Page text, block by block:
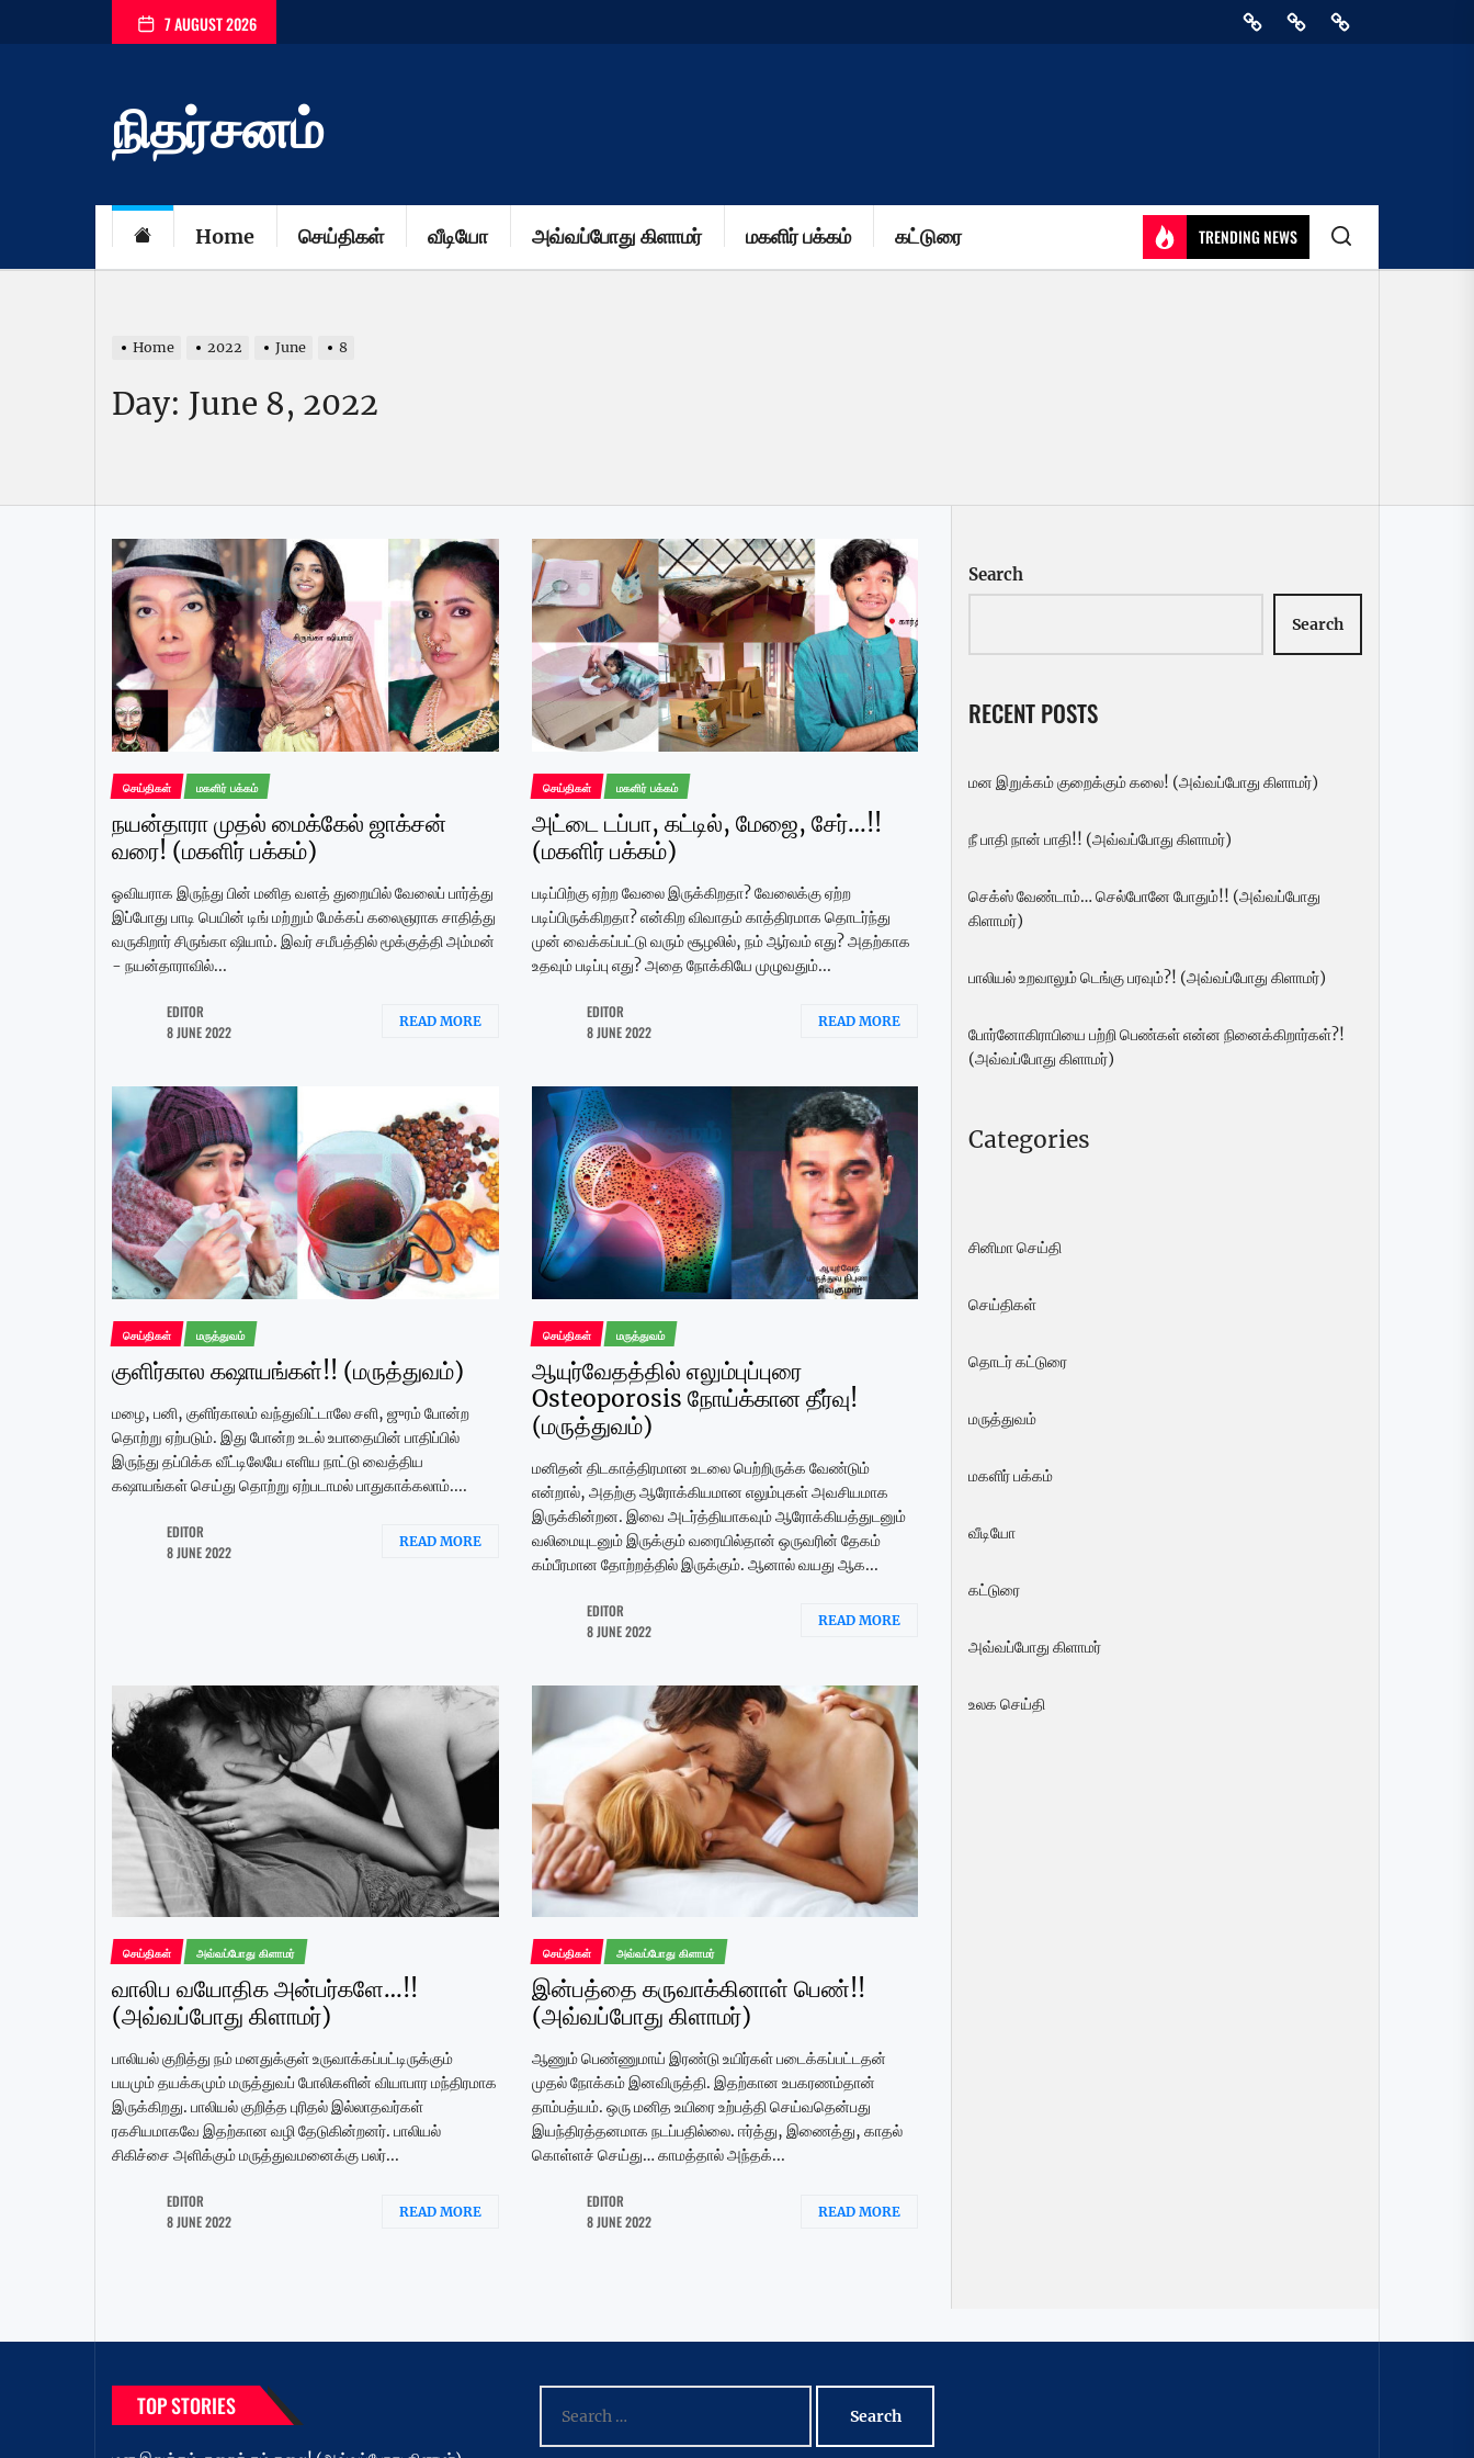
7 AUGUST 2026 HomePrivacyAthirady
நிதர்சனம்
Home செய்திகள் வீடியோ அவ்வப்போது கிளாமர் மகளிர் பக்கம் கட்டுரை TRENDING NEWS
Home 2022 June 8
Day: June 8, 2022
செய்திகள் மகளிர் பக்கம்
நயன்தாரா முதல் மைக்கேல் ஜாக்சன்
வரை! (மகளிர் பக்கம்)
ஓவியராக இருந்து பின் மனித வளத் துறையில் வேலைப் பார்த்து
இப்போது பாடி பெயின் டிங் மற்றும் மேக்கப் கலைஞராக சாதித்து
வருகிறார் சிருங்கா ஷியாம். இவர் சமீபத்தில் மூக்குத்தி அம்மன்
- நயன்தாராவில்...
EDITOR
8 JUNE 2022
READ MORE
செய்திகள் மகளிர் பக்கம்
அட்டை டப்பா, கட்டில், மேஜை, சேர்…!!
(மகளிர் பக்கம்)
படிப்பிற்கு ஏற்ற வேலை இருக்கிறதா? வேலைக்கு ஏற்ற
படிப்பிருக்கிறதா? என்கிற விவாதம் காத்திரமாக தொடர்ந்து
முன் வைக்கப்பட்டு வரும் சூழலில், நம் ஆர்வம் எது? அதற்காக
உதவும் படிப்பு எது? அதை நோக்கியே முழுவதும்...
EDITOR
8 JUNE 2022
READ MORE
செய்திகள் மருத்துவம்
குளிர்கால கஷாயங்கள்!! (மருத்துவம்)
மழை, பனி, குளிர்காலம் வந்துவிட்டாலே சளி, ஜுரம் போன்ற
தொற்று ஏற்படும். இது போன்ற உடல் உபாதையின் பாதிப்பில்
இருந்து தப்பிக்க வீட்டிலேயே எளிய நாட்டு வைத்திய
கஷாயங்கள் செய்து தொற்று ஏற்படாமல் பாதுகாக்கலாம்....
EDITOR
8 JUNE 2022
READ MORE
செய்திகள் மருத்துவம்
ஆயுர்வேதத்தில் எலும்புப்புரை
Osteoporosis நோய்க்கான தீர்வு!
(மருத்துவம்)
மனிதன் திடகாத்திரமான உடலை பெற்றிருக்க வேண்டும்
என்றால், அதற்கு ஆரோக்கியமான எலும்புகள் அவசியமாக
இருக்கின்றன. இவை அடர்த்தியாகவும் ஆரோக்கியத்துடனும்
வலிமையுடனும் இருக்கும் வரையில்தான் ஒருவரின் தேகம்
கம்பீரமான தோற்றத்தில் இருக்கும். ஆனால் வயது ஆக...
EDITOR
8 JUNE 2022
READ MORE
செய்திகள் அவ்வப்போது கிளாமர்
வாலிப வயோதிக அன்பர்களே…!!
(அவ்வப்போது கிளாமர்)
பாலியல் குறித்து நம் மனதுக்குள் உருவாக்கப்பட்டிருக்கும்
பயமும் தயக்கமும் மருத்துவப் போலிகளின் வியாபார மந்திரமாக
இருக்கிறது. பாலியல் குறித்த புரிதல் இல்லாதவர்கள்
ரகசியமாகவே இதற்கான வழி தேடுகின்றனர். பாலியல்
சிகிச்சை அளிக்கும் மருத்துவமனைக்கு பலர்...
EDITOR
8 JUNE 2022
READ MORE
செய்திகள் அவ்வப்போது கிளாமர்
இன்பத்தை கருவாக்கினாள் பெண்!!
(அவ்வப்போது கிளாமர்)
ஆணும் பெண்ணுமாய் இரண்டு உயிர்கள் படைக்கப்பட்டதன்
முதல் நோக்கம் இனவிருத்தி. இதற்கான உபகரணம்தான்
தாம்பத்யம். ஒரு மனித உயிரை உற்பத்தி செய்வதென்பது
இயந்திரத்தனமாக நடப்பதில்லை. ஈர்த்து, இணைத்து, காதல்
கொள்ளச் செய்து… காமத்தால் அந்தக்...
EDITOR
8 JUNE 2022
READ MORE
Search
Search
RECENT POSTS
மன இறுக்கம் குறைக்கும் கலை! (அவ்வப்போது கிளாமர்)
நீ பாதி நான் பாதி!! (அவ்வப்போது கிளாமர்)
செக்ஸ் வேண்டாம்… செல்போனே போதும்!! (அவ்வப்போது
கிளாமர்)
பாலியல் உறவாலும் டெங்கு பரவும்?! (அவ்வப்போது கிளாமர்)
போர்னோகிராபியை பற்றி பெண்கள் என்ன நினைக்கிறார்கள்?!
(அவ்வப்போது கிளாமர்)
Categories
சினிமா செய்தி
செய்திகள்
தொடர் கட்டுரை
மருத்துவம்
மகளிர் பக்கம்
வீடியோ
கட்டுரை
அவ்வப்போது கிளாமர்
உலக செய்தி
TOP STORIES
for: